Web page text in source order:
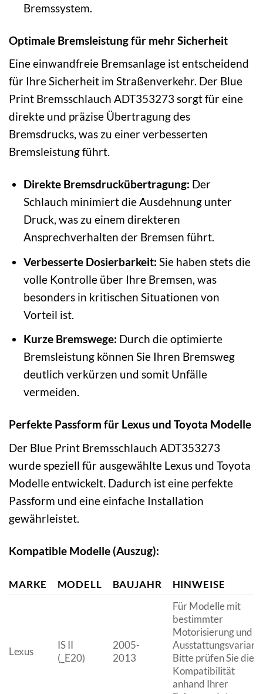
Bremssystem.
Optimale Bremsleistung für mehr Sicherheit
Eine einwandfreie Bremsanlage ist entscheidend
für Ihre Sicherheit im Straßenverkehr. Der Blue
Print Bremsschlauch ADT353273 sorgt für eine
direkte und präzise Übertragung des
Bremsdrucks, was zu einer verbesserten
Bremsleistung führt.
Direkte Bremsdruckübertragung: Der
Schlauch minimiert die Ausdehnung unter
Druck, was zu einem direkteren
Ansprechverhalten der Bremsen führt.
Verbesserte Dosierbarkeit: Sie haben stets die
volle Kontrolle über Ihre Bremsen, was
besonders in kritischen Situationen von
Vorteil ist.
Kurze Bremswege: Durch die optimierte
Bremsleistung können Sie Ihren Bremsweg
deutlich verkürzen und somit Unfälle
vermeiden.
Perfekte Passform für Lexus und Toyota Modelle
Der Blue Print Bremsschlauch ADT353273
wurde speziell für ausgewählte Lexus und Toyota
Modelle entwickelt. Dadurch ist eine perfekte
Passform und eine einfache Installation
gewährleistet.
Kompatible Modelle (Auszug):
MARKE MODELL BAUJAHR HINWEISE
Lexus
IS II
(_E20)
2005-
2013
Für Modelle mit
bestimmter
Motorisierung und
Bitte prüfen Sie die
Kompatibilität
anhand Ihrer